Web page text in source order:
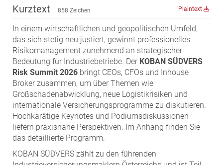
Greystar
Grossmann + Kaswurm Immobilien
Gutwerk Immobilien Treuhand
HANDLER Gruppe
HARING Group
HARING Group + WINEGG Realitäten
HNP architects
IG Immobilien
IMMOBILIEN MAGAZIN VERLAG
IMMOcontract
KOBAN SÜDVERS
Kurztext 858 Zeichen Plaintext
In einem wirtschaftlichen und geopolitischen Umfeld,
das sich stetig neu justiert, gewinnt professionelles
Risikomanagement zunehmend an strategischer
Bedeutung für Industriebetriebe. Der KOBAN SÜDVERS
Risk Summit 2026 bringt CEOs, CFOs und Inhouse
Broker zusammen, um über Themen wie
Großschadenabwicklung, neue Logistikrisiken und
internationale Versicherungsprogramme zu diskutieren.
Hochkarätige Keynotes und Podiumsdiskussionen
liefern praxisnahe Perspektiven. Im Anhang finden Sie
das detaillierte Programm.
KOBAN SÜDVERS zählt zu den führenden